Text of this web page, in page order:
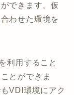
できます。仮
わせた環境を
利用すること
とができま
VDI環境にアク